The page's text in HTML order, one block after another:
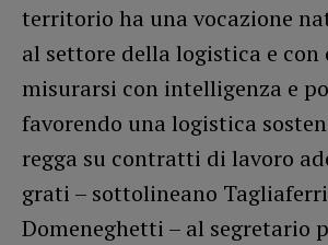
territorio ha una vocazione
al settore della logistica e con
misurarsi con intelligenza e
favorendo una logistica
regga su contratti di lavoro
grati – sottolineano
Domeneghetti – al segretario